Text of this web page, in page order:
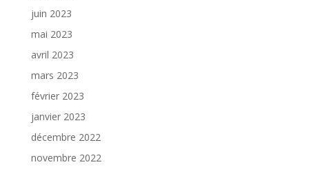
juin 2023
mai 2023
avril 2023
mars 2023
février 2023
janvier 2023
décembre 2022
novembre 2022